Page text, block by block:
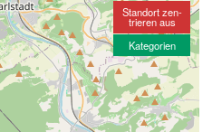
Standort zen-
trieren aus
Kategorien